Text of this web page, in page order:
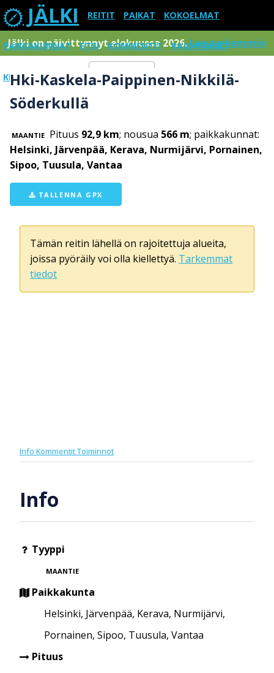
JÄLKI REITIT PAIKAT KOKOELMAT
PAIKKAKUNNAT ETSI KOMMENTIT RAJOITUKSET
KIRJAUDU SISÄÄN Menu
Jälki on päivittynnyt elokuussa 2026.Lue tarkemmin
Hki-Kaskela-Paippinen-Nikkilä-
Söderkullä
MAANTIE Pituus 92,9 km; nousua 566 m; paikkakunnat:
Helsinki, Järvenpää, Kerava, Nurmijärvi, Pornainen,
Sipoo, Tuusula, Vantaa
TALLENNA GPX
Tämän reitin lähellä on rajoitettuja alueita,
joissa pyöräily voi olla kiellettyä. Tarkemmat
tiedot
Info KommentitToiminnot
Info
Tyyppi
MAANTIE
Paikkakunta
Helsinki, Järvenpää, Kerava, Nurmijärvi,
Pornainen, Sipoo, Tuusula, Vantaa
Pituus